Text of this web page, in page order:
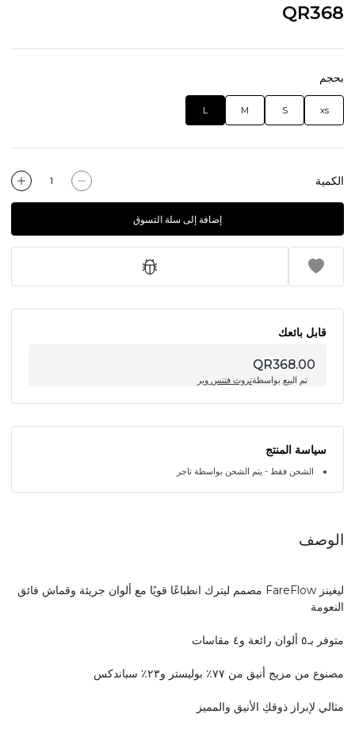
QR368
بحجم
xs
S
M
L
الكمية
إضافة إلى سلة التسوق
قابل بائعك
QR368.00
تم البيع بواسطةتروث فتنس وير
سياسة المنتج
الشحن فقط - يتم الشحن بواسطة تاجر
الوصف
ليغينز FareFlow مصمم ليترك انطباعًا قويًا مع ألوان جريئة وقماش فائق
النعومة
متوفر بـ٥ ألوان رائعة و٤ مقاسات
مصنوع من مزيج أنيق من ٧٧٪ بوليستر و٢٣٪ سباندكس
مثالي لإبراز ذوقكِ الأنيق والمميز